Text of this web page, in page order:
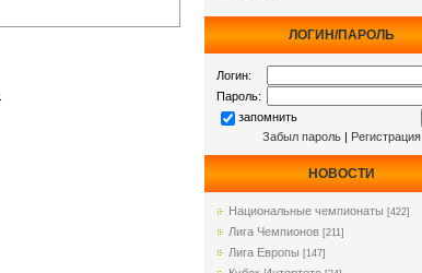
ЛОГИН/ПАРОЛЬ
Логин:
Пароль:
запомнить
Забыл пароль| Регистрация
НОВОСТИ
Национальные чемпионаты [422]
Лига Чемпионов [211]
Лига Европы [147]